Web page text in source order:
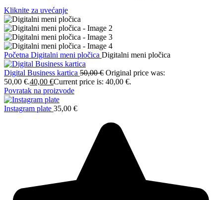
Kliknite za uvećanje
Početna Digitalni meni pločica Digitalni meni pločica
Digital Business kartica 50,00€ Original price was:
50,00 €.40,00 €Current price is: 40,00 €.
Povratak na proizvode
Instagram plate 35,00 €